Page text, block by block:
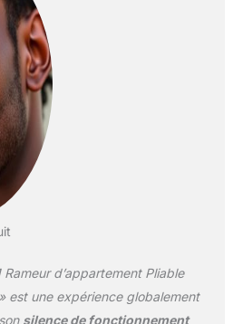
Fitness d'une grande
polyvalence afin de vous
permettre d'exercer vos
pectoraux, muscles
dorsaux, muscles des
jambes, etc.. ECRAN LCD
MULTIFONCTION, 8
NIVEAUX DE
RÉSISTANCE
RÉGLABLES : écran de
etc... - Niveau de
résistance réglable
multiposition (x8) afin de
d’appartement Pliable
est une expérience globalement
silence de fonctionnement